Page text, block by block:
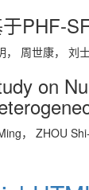
PHF-
， 周世康， 刘
on
， ZHOU